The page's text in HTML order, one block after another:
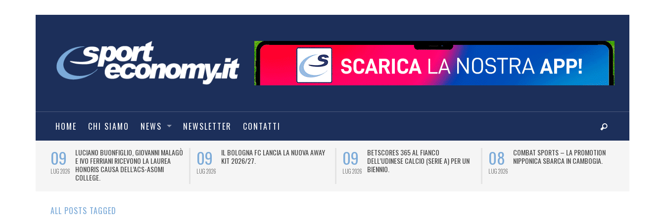
HOME CHI SIAMO NEWS NEWSLETTER CONTATTI
09
LUG 2026
LUCIANO BUONFIGLIO, GIOVANNI MALAGÒ
E IVO FERRIANI RICEVONO LA LAUREA
HONORIS CAUSA DELL’ACS-ASOMI
COLLEGE.
09
LUG 2026
IL BOLOGNA FC LANCIA LA NUOVA AWAY
KIT 2026/27.
09
LUG 2026
BETSCORES 365 AL FIANCO
DELL’UDINESE CALCIO (SERIE A) PER UN
BIENNIO.
08
LUG 2026
COMBAT SPORTS – LA PROMOTION
NIPPONICA SBARCA IN CAMBOGIA.
ALL POSTS TAGGED